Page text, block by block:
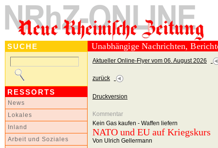
SUCHE
RESSORTS
News
Lokales
Inland
Arbeit und Soziales
Unabhängige Nachrichten,
Aktueller Online-Flyer vom 06. August 2026
zurück
Druckversion
Kommentar
Kein Gas kaufen - Waffen liefern
NATO und EU auf Kriegskurs
Von Ulrich Gellermann